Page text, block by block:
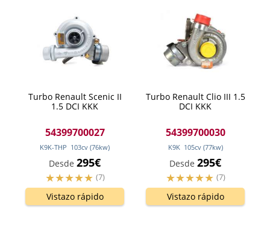
Turbo Renault Scenic II
1.5 DCI KKK
54399700027
K9K-THP 103cv (76kw)
Desde 295€
(7)
Vistazo rápido
Turbo Renault Clio III 1.5
DCI KKK
54399700030
K9K 105cv (77kw)
Desde 295€
(7)
Vistazo rápido